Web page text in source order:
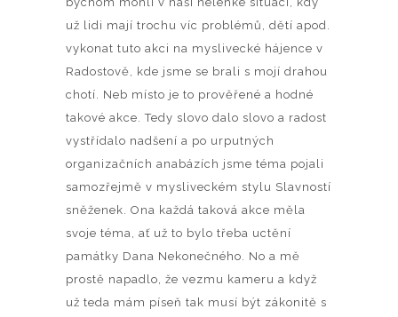
už lidi mají trochu víc problémů, dětí apod.
vykonat tuto akci na myslivecké hájence v
Radostově, kde jsme se brali s mojí drahou
chotí. Neb místo je to prověřené a hodné
takové akce. Tedy slovo dalo slovo a radost
vystřídalo nadšení a po urputných
organizačních anabázích jsme téma pojali
samozřejmě v mysliveckém stylu Slavností
sněženek. Ona každá taková akce měla
svoje téma, ať už to bylo třeba uctění
památky Dana Nekonečného. No a mě
prostě napadlo, že vezmu kameru a když
už teda mám píseň tak musí být zákonitě s